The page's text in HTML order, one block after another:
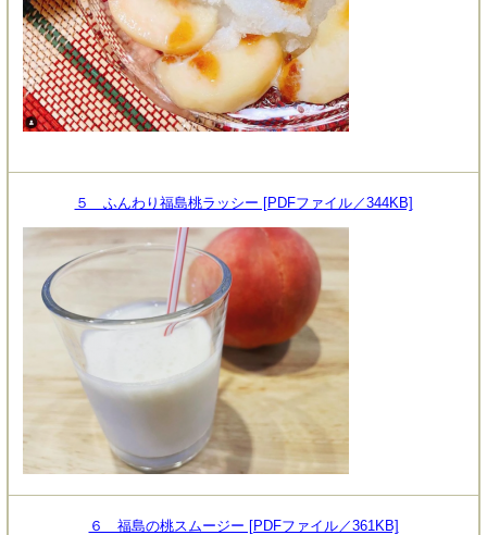
５ ふんわり福島桃ラッシー [PDFファイル／344KB]
６ 福島の桃スムージー [PDFファイル／361KB]